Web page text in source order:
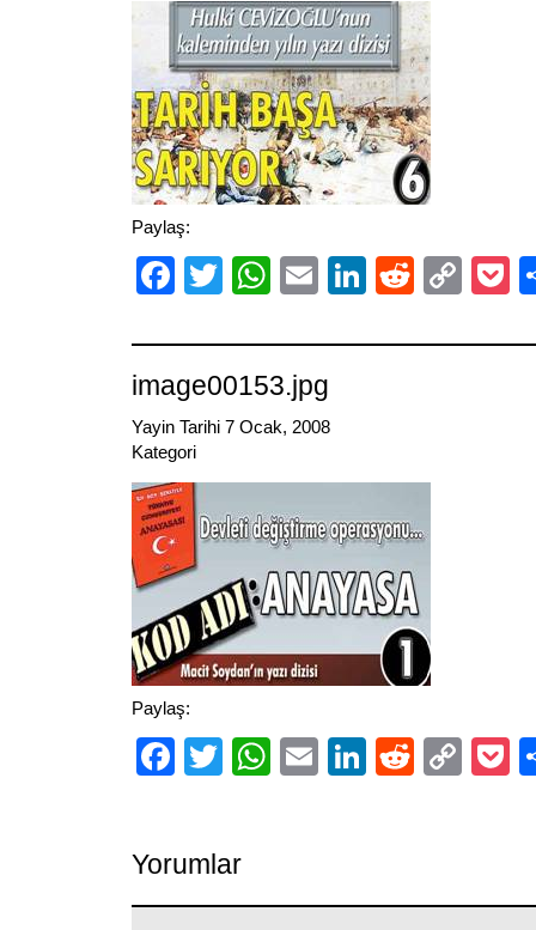
Paylaş:
Facebook
TwitterWhatsApp
EmailLinkedIn
Reddit
image00153.jpg
Yayin Tarihi 7 Ocak, 2008
Kategori
Paylaş:
Facebook
TwitterWhatsApp
EmailLinkedIn
Reddit
Yorumlar